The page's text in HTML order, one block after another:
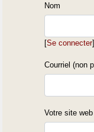
Nom
[Se connecter]
Courriel (non
Votre site web